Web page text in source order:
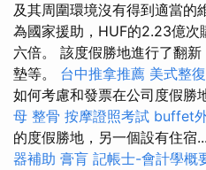
及其周圍環境沒有得到適當的
為國家援助，HUF的2.23億次
六倍。 該度假勝地進行了翻
墊等。 台中推拿推薦 美式整復
如何考慮和發票在公司度假勝
母 整骨 按摩證照考試 buffet
的度假勝地，另一個設有住宿...
器補助 膏肓 記帳士-會計學概